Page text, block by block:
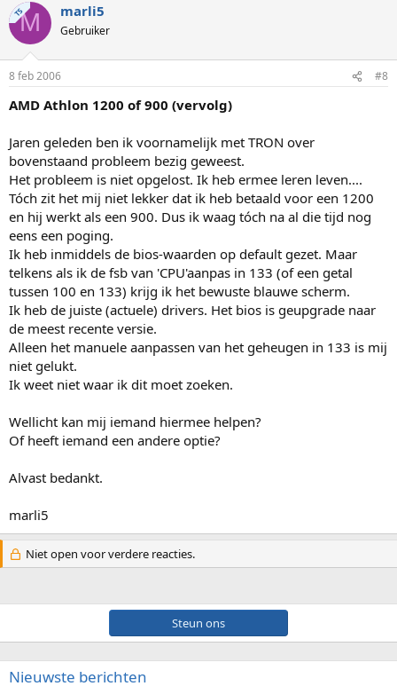
TSM marli5
Gebruiker
8 feb 2006 #8
AMD Athlon 1200 of 900 (vervolg)
Jaren geleden ben ik voornamelijk met TRON over
bovenstaand probleem bezig geweest.
Het probleem is niet opgelost. Ik heb ermee leren leven....
Tóch zit het mij niet lekker dat ik heb betaald voor een 1200
en hij werkt als een 900. Dus ik waag tóch na al die tijd nog
eens een poging.
Ik heb inmiddels de bios-waarden op default gezet. Maar
telkens als ik de fsb van 'CPU'aanpas in 133 (of een getal
tussen 100 en 133) krijg ik het bewuste blauwe scherm.
Ik heb de juiste (actuele) drivers. Het bios is geupgrade naar
de meest recente versie.
Alleen het manuele aanpassen van het geheugen in 133 is mij
niet gelukt.
Ik weet niet waar ik dit moet zoeken.
Wellicht kan mij iemand hiermee helpen?
Of heeft iemand een andere optie?
Alvast bedankt.
marli5
Niet open voor verdere reacties.
Steun ons
Nieuwste berichten